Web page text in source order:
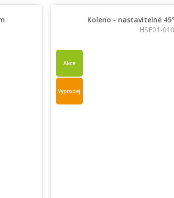
Koleno - nastavitelné
HSF01-010
Akce
Výprodej